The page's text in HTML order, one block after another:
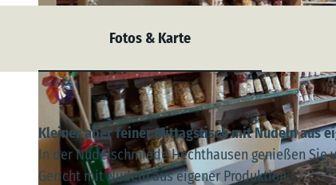
Fotos & Karte
Kleiner aber feiner Mittagstisch mit Nudeln aus
In der Nudelschmiede Hechthausen genießen
Gericht mit Nudeln aus eigener Produktion.